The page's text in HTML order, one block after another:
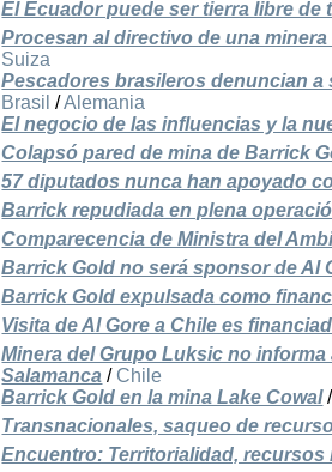
El Ecuador puede ser tierra libre de
Procesan al directivo de una
Suiza
Pescadores brasileros denuncian
Brasil /Alemania
El negocio de las influencias y la
Colapsó pared de mina de Barrick
57 diputados nunca han apoyado
Barrick repudiada en plena
Comparecencia de Ministra del
Barrick Gold no será sponsor de Al
Barrick Gold expulsada como
Visita de Al Gore a Chile es
Minera del Grupo Luksic no
Salamanca / Chile
Barrick Gold en la mina Lake Cowal
Transnacionales, saqueo de
Encuentro: Territorialidad,